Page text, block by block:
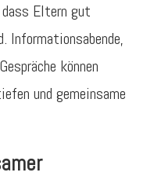
Eltern gut
Informationsabende,
können
und gemeinsame